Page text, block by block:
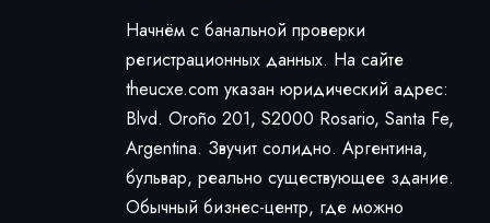
Начнём с банальной проверки
регистрационных данных. На сайте
theucxe.com указан юридический адрес:
Blvd. Oroño 201, S2000 Rosario, Santa Fe,
Argentina. Звучит солидно. Аргентина,
бульвар, реально существующее здание.
Обычный бизнес-центр, где можно